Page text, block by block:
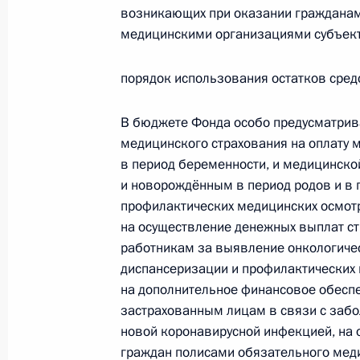
Указ о награждении
12 декабря 2022 года, 18:40
Указ о награждении орденом
7 декабря 2022 года, 10:40
6 декабря 2022 года, вторник
Владимир Путин подписал
6 декабря 2022 года, 11:00
возникающих при оказании
медицинскими организациями
порядок использования остатков
В бюджете Фонда особо
медицинского страхования на
в период беременности, и
и новорождённым в период родов и в
профилактических медицинских
на осуществление денежных выплат
работникам за выявление
диспансеризации и
на дополнительное финансовое
застрахованным лицам в связи с
новой коронавирусной инфекцией, на
граждан полисами обязательного